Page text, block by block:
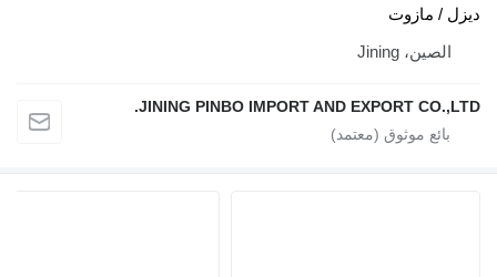
ديزل / مازوت
الصين، Jining
JINING PINBO IMPORT AND EXPORT CO.,LTD.